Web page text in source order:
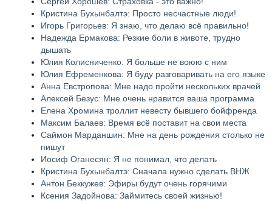
Кристина Бухынбалтэ: Просто несчастные люди!
Игорь Григорьев: Я знаю, что делаю всё правильно!
Надежда Ермакова: Резкие боли в животе, трудно
дышать
Юлия Колисниченко: Я больше не воюю с ним
Юлия Ефременкова: Я буду разговаривать на его языке
Анна Евстропова: Мне надо пройти нескольких врачей
Алексей Безус: Мне очень нравится ваша программа
Елена Хромина троллит невесту бывшего бойфренда
Максим Балаев: Время всё поставит на свои места
Саймон Марданшин: Мне на день рождения столько не
пишут
Иосиф Оганесян: Я не понимал, что делать
Кристина Бухынбалтэ: Сначала нужно сделать ВНЖ
Антон Беккужев: Эфиры будут очень горячими
Ксения Задойнова: Займитесь своей жизнью!